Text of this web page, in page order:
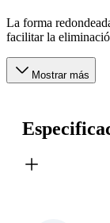
La forma
facilitar la
Mostrar más